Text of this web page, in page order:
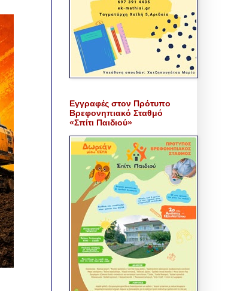
Εγγραφές στον Πρότυπο
Βρεφονηπιακό Σταθμό
«Σπίτι Παιδιού»